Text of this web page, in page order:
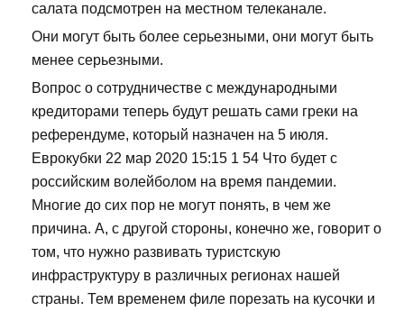
салата подсмотрен на местном телеканале.
Они могут быть более серьезными, они могут быть
менее серьезными.
Вопрос о сотрудничестве с международными
кредиторами теперь будут решать сами греки на
референдуме, который назначен на 5 июля.
Еврокубки 22 мар 2020 15:15 1 54 Что будет с
российским волейболом на время пандемии.
Многие до сих пор не могут понять, в чем же
причина. А, с другой стороны, конечно же, говорит о
том, что нужно развивать туристскую
инфраструктуру в различных регионах нашей
страны. Тем временем филе порезать на кусочки и